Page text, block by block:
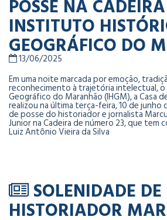
POSSE NA
INSTITUTO
GEOGRÁFICO DO
13/06/2025
Em uma noite marcada por emoção,
reconhecimento à trajetória intelectual,
Geográfico do Maranhão (IHGM), a Casa
realizou na última terça-feira, 10 de junho
de posse do historiador e jornalista
Junior na Cadeira de número 23, que
Luiz Antônio Vieira da Silva
SOLENIDADE DE
HISTORIADOR